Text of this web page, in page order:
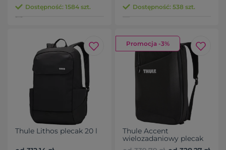
Dostępność: 1584 szt. Dostępność: 538 szt.
Thule Lithos plecak 20 l
Promocja -3%
Thule Accent
wielozadaniowy plecak
17 l